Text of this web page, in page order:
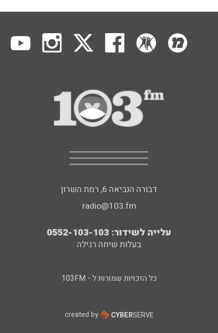
דבורה הנביאה 6, רמת השרון
radio@103.fm
עלייה לשידור: 0552-103-103
בעלות שיחה רגילה
כל הזכויות שמורות ל - 103FM
created by CYBERSERVE